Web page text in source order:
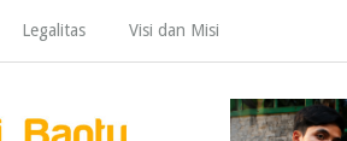
Legalitas Visi dan Misi